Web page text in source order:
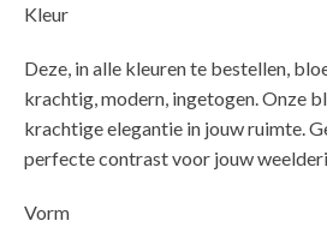
Kleur
Deze, in alle kleuren te bestellen,
krachtig, modern, ingetogen. Onze
krachtige elegantie in jouw ruimte.
perfecte contrast voor jouw
Vorm